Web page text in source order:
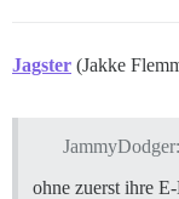
Jagster (Jakke
JammyDodger:
ohne zuerst ihre